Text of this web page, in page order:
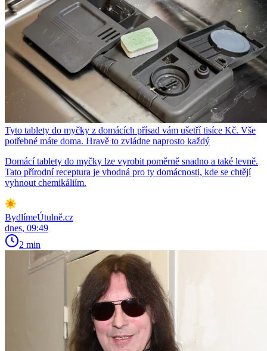
Tyto tablety do myčky z domácích přísad vám ušetří tisíce Kč. Vše
potřebné máte doma. Hravě to zvládne naprosto každý
Domácí tablety do myčky lze vyrobit poměrně snadno a také levně.
Tato přírodní receptura je vhodná pro ty domácnosti, kde se chtějí
vyhnout chemikáliím.
BydlímeÚtulně.cz
dnes, 09:49
2 min